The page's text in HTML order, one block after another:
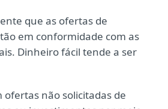
que as ofertas de
em conformidade com as
Dinheiro fácil tende a ser
não solicitadas de